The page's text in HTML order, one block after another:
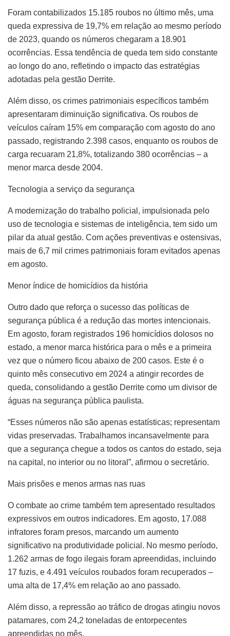
Foram contabilizados 15.185 roubos no último mês, uma
queda expressiva de 19,7% em relação ao mesmo período
de 2023, quando os números chegaram a 18.901
ocorrências. Essa tendência de queda tem sido constante
ao longo do ano, refletindo o impacto das estratégias
adotadas pela gestão Derrite.
Além disso, os crimes patrimoniais específicos também
apresentaram diminuição significativa. Os roubos de
veículos caíram 15% em comparação com agosto do ano
passado, registrando 2.398 casos, enquanto os roubos de
carga recuaram 21,8%, totalizando 380 ocorrências – a
menor marca desde 2004.
Tecnologia a serviço da segurança
A modernização do trabalho policial, impulsionada pelo
uso de tecnologia e sistemas de inteligência, tem sido um
pilar da atual gestão. Com ações preventivas e ostensivas,
mais de 6,7 mil crimes patrimoniais foram evitados apenas
em agosto.
Menor índice de homicídios da história
Outro dado que reforça o sucesso das políticas de
segurança pública é a redução das mortes intencionais.
Em agosto, foram registrados 196 homicídios dolosos no
estado, a menor marca histórica para o mês e a primeira
vez que o número ficou abaixo de 200 casos. Este é o
quinto mês consecutivo em 2024 a atingir recordes de
queda, consolidando a gestão Derrite como um divisor de
águas na segurança pública paulista.
“Esses números não são apenas estatísticas; representam
vidas preservadas. Trabalhamos incansavelmente para
que a segurança chegue a todos os cantos do estado, seja
na capital, no interior ou no litoral”, afirmou o secretário.
Mais prisões e menos armas nas ruas
O combate ao crime também tem apresentado resultados
expressivos em outros indicadores. Em agosto, 17.088
infratores foram presos, marcando um aumento
significativo na produtividade policial. No mesmo período,
1.262 armas de fogo ilegais foram apreendidas, incluindo
17 fuzis, e 4.491 veículos roubados foram recuperados –
uma alta de 17,4% em relação ao ano passado.
Além disso, a repressão ao tráfico de drogas atingiu novos
patamares, com 24,2 toneladas de entorpecentes
apreendidas no mês.